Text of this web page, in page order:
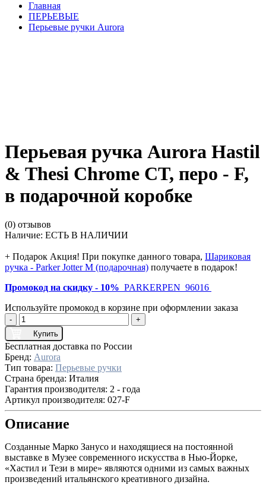
Главная
ПЕРЬЕВЫЕ
Перьевые ручки Aurora
Перьевая ручка Aurora Hastil
& Thesi Chrome CT, перо - F,
в подарочной коробке
(0) отзывов
Наличие: ЕСТЬ В НАЛИЧИИ
+ Подарок Акция! При покупке данного товара, Шариковая
ручка - Parker Jotter M (подарочная) получаете в подарок!
Промокод на скидку - 10% PARKERPEN_96016
Используйте промокод в корзине при оформлении заказа
-
+
Купить
Бесплатная доставка по России
Бренд: Aurora
Тип товара: Перьевые ручки
Страна бренда: Италия
Гарантия производителя: 2 - года
Артикул производителя: 027-F
Описание
Созданные Марко Занусо и находящиеся на постоянной
выставке в Музее современного искусства в Нью-Йорке,
«Хастил и Тези в мире» являются одними из самых важных
произведений итальянского креативного дизайна.